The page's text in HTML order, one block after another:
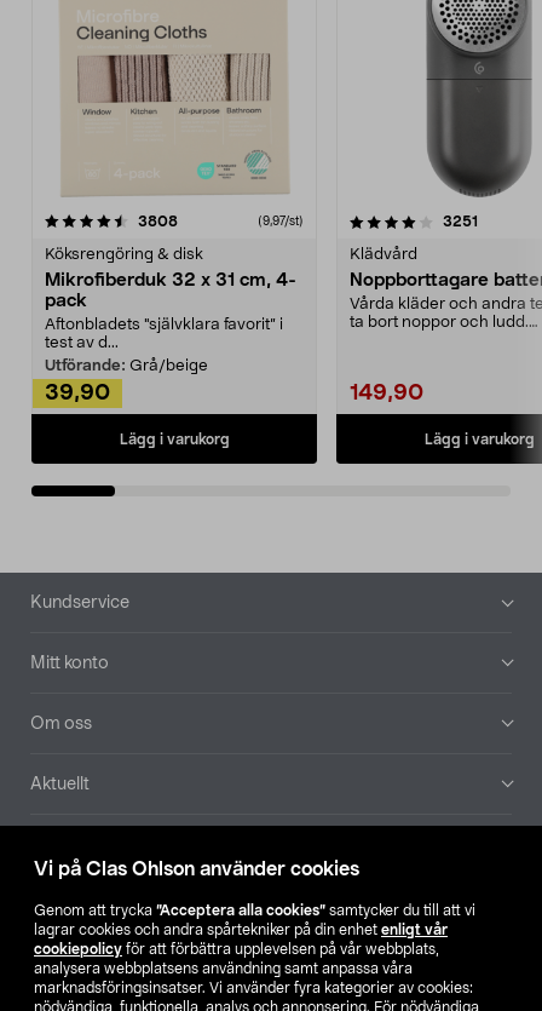
Vi på Clas Ohlson använder cookies
Genom att trycka ”Acceptera alla cookies” samtycker du till att vi
lagrar cookies och andra spårtekniker på din enhet enligt vår
cookiepolicy för att förbättra upplevelsen på vår webbplats,
analysera webbplatsens användning samt anpassa våra
marknadsföringsinsatser. Vi använder fyra kategorier av cookies:
nödvändiga, funktionella, analys och annonsering. För nödvändiga
3808recensioner (9,97/st)
Köksrengöring & disk
Mikrofiberduk 32 x 31 cm, 4-
pack
Aftonbladets "självklara favorit” i
test av d...
Utförande: Grå/beige
39,90
Lägg i varukorg
4.0av 5 stjärnor 3251
Klädvård
Noppborttagare
Vårda kläder och andra
ta bort noppor och ludd.
149,90
Lägg i varukorg
4.5av 5 stjärnor
Sidfot
Kundservice
Mitt konto
Om oss
Aktuellt
Hitta butik
SE NO FI